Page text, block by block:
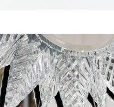
Agrandir